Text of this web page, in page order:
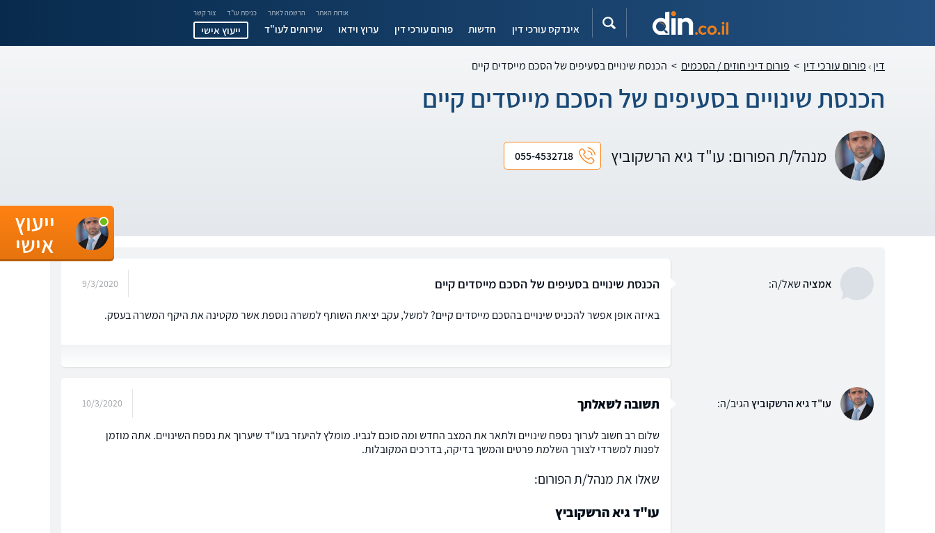
אודות האתר הרשמה לאתר כניסת עו"ד צור קשר
אינדקס עורכי דין חדשות פורום עורכי דין ערוץ וידאו שירותים לעו"ד ייעוץ אישי
דין פורום עורכי דין > פורום דיני חוזים / הסכמים > הכנסת שינויים בסעיפים של הסכם מייסדים קיים
הכנסת שינויים בסעיפים של הסכם מייסדים קיים
מנהל/ת הפורום: עו"ד גיא הרשקוביץ 055-4532718
אמציהשאל/ה: הכנסת שינויים בסעיפים של הסכם מייסדים קיים 9/3/2020
באיזה אופן אפשר להכניס שינויים בהסכם מייסדים קיים? למשל, עקב יציאת השותף למשרה נוספת אשר מקטינה את היקף המשרה בעסק.
עו"ד גיא הרשקוביץהגיב/ה: תשובה לשאלתך 10/3/2020
שלום רב חשוב לערוך נספח שינויים ולתאר את המצב החדש ומה סוכם לגביו. מומלץ להיעזר בעו"ד שיערוך את נספח השינויים. אתה מוזמן
לפנות למשרדי לצורך השלמת פרטים והמשך בדיקה, בדרכים המקובלות.
שאלו את מנהל/ת הפורום:
עו"ד גיא הרשקוביץ
ייעוץ
אישי